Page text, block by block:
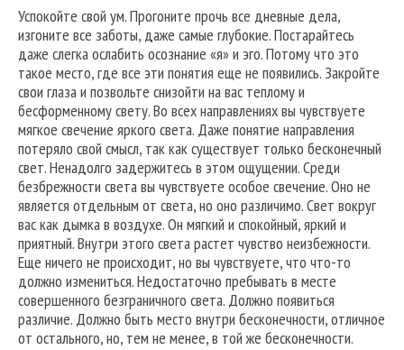
Успокойте свой ум. Прогоните прочь все дневные дела,
изгоните все заботы, даже самые глубокие. Постарайтесь
даже слегка ослабить осознание «я» и эго. Потому что это
такое место, где все эти понятия еще не появились. Закройте
свои глаза и позвольте снизойти на вас теплому и
бесформенному свету. Во всех направлениях вы чувствуете
мягкое свечение яркого света. Даже понятие направления
потеряло свой смысл, так как существует только бесконечный
свет. Ненадолго задержитесь в этом ощущении. Среди
безбрежности света вы чувствуете особое свечение. Оно не
является отдельным от света, но оно различимо. Свет вокруг
вас как дымка в воздухе. Он мягкий и спокойный, яркий и
приятный. Внутри этого света растет чувство неизбежности.
Еще ничего не происходит, но вы чувствуете, что что-то
должно измениться. Недостаточно пребывать в месте
совершенного безграничного света. Должно появиться
различие. Должно быть место внутри бесконечности, отличное
от остального, но, тем не менее, в той же бесконечности.